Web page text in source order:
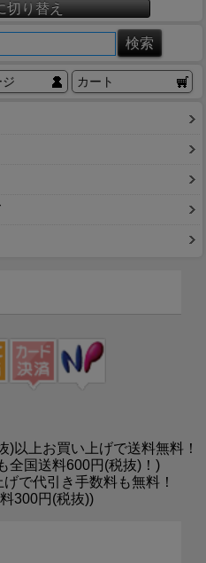
切り替え
カート
以上お買い上げで送料無料！
全国送料600円(税抜)！)
で代引き手数料も無料！
300円(税抜))